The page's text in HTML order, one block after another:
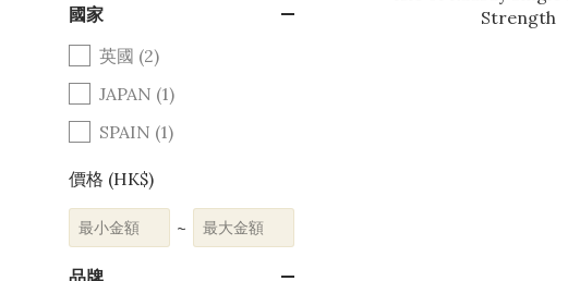
國家
英國 (2)
JAPAN (1)
SPAIN (1)
價格 (HK$)
~
品牌